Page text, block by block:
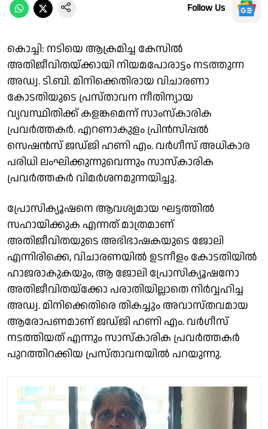
Follow Us
കൊച്ചി: നടിയെ ആക്രമിച്ച കേസിൽ
അതിജീവിതയ്ക്കായി നിയമപോരാട്ടം നടത്തുന്ന
അഡ്വ. ടി.ബി. മിനിക്കെതിരായ വിചാരണാ
കോടതിയുടെ പ്രസ്താവന നീതിന്യായ
വ്യവസ്ഥിതിക്ക് കളങ്കമെന്ന് സാംസ്കാരിക
പ്രവർത്തകർ. എറണാകുളം പ്രിൻസിപ്പൽ
സെഷൻസ് ജഡ്ജി ഹണി എം. വർഗീസ് അധികാര
പരിധി ലംഘിക്കുന്നുവെന്നും സാസ്കാരിക
പ്രവർത്തകർ വിമർശനമുന്നയിച്ചു.
പ്രോസിക്യൂഷനെ ആവശ്യമായ ഘട്ടത്തിൽ
സഹായിക്കുക എന്നത് മാത്രമാണ്
അതിജീവിതയുടെ അഭിഭാഷകയുടെ ജോലി
എന്നിരിക്കെ, വിചാരണയിൽ ഉടനീളം കോടതിയിൽ
ഹാജരാകുകയും, ആ ജോലി പ്രോസിക്യൂഷനോ
അതിജീവിതയ്ക്കോ പരാതിയില്ലാതെ നിർവ്വഹിച്ച
അഡ്വ. മിനിക്കെതിരെ തികച്ചും അവാസ്‌തവമായ
ആരോപണമാണ് ജഡ്‌ജി ഹണി എം. വർഗീസ്
നടത്തിയത് എന്നും സാസ്കാരിക പ്രവർത്തകർ
പുറത്തിറക്കിയ പ്രസ്താവനയിൽ പറയുന്നു.